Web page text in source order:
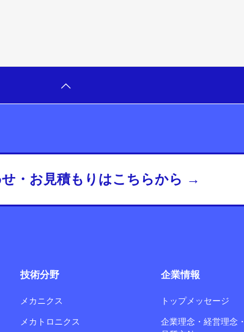
・お見積もりはこちらから →
技術分野
メカニクス
メカトロニクス
企業情報
トップメッセージ
企業理念・経営理念・